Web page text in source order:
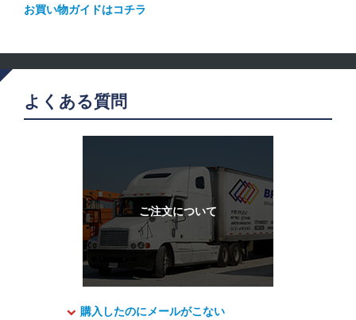
お買い物ガイドはコチラ
よくある質問
購入したのにメールがこない